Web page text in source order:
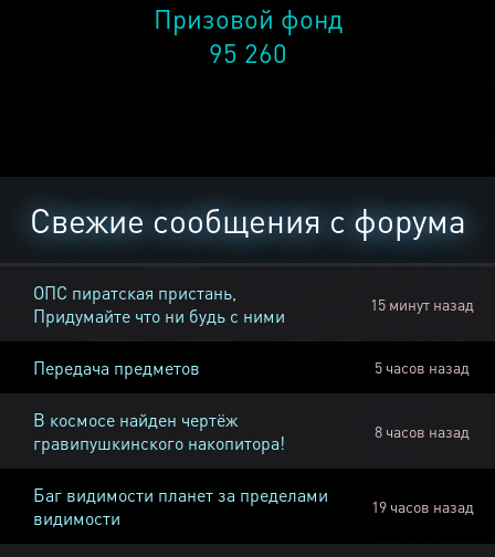
Призовой фонд
95 260
Свежие сообщения с форума
ОПС пиратская пристань,
Придумайте что ни будь с ними
15 минут назад
Передача предметов 5 часов назад
В космосе найден чертёж
гравипушкинского накопитора!
8 часов назад
Баг видимости планет за пределами
видимости
19 часов назад